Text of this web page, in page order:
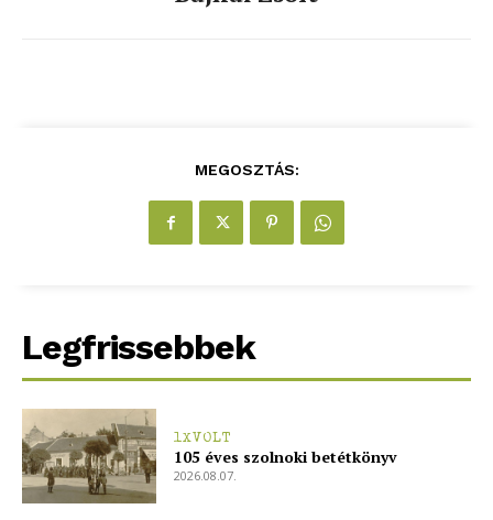
MEGOSZTÁS:
Legfrissebbek
1XVOLT
105 éves szolnoki betétkönyv
2026.08.07.